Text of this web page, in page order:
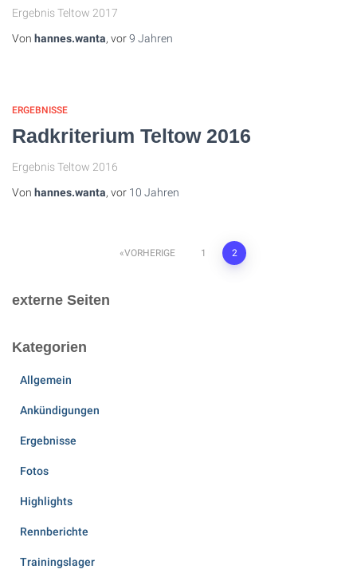
Ergebnis Teltow 2017
Von hannes.wanta, vor9 Jahren
ERGEBNISSE
Radkriterium Teltow 2016
Ergebnis Teltow 2016
Von hannes.wanta, vor 10 Jahren
Seitennummerierung
der
VORHERIGE 1 2
externe Seiten
Kategorien
Allgemein
Ankündigungen
Ergebnisse
Fotos
Highlights
Rennberichte
Trainingslager